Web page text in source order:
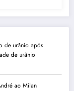
de urânio após
de urânio
ao Milan